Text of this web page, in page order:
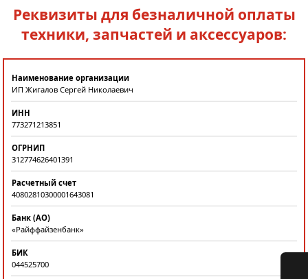
Реквизиты для безналичной оплаты
техники, запчастей и аксессуаров:
Наименование организации
ИП Жигалов Сергей Николаевич
ИНН
773271213851
ОГРНИП
312774626401391
Расчетный счет
40802810300001643081
Банк (АО)
«Райффайзенбанк»
БИК
044525700